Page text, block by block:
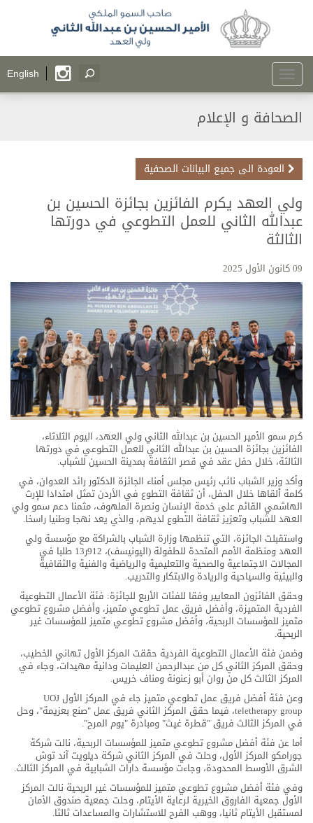
English Toggle
navigation
الصحافة و الإعلام
العودة الى جميع البيانات الصحفية
ولي العهد يكرم الفائزين بجائزة الحسين بن
عبدﷲ الثاني للعمل التطوعي في دورتها
الثالثة
09 كانون الأول 2025
كرم سمو الأمير الحسين بن عبدﷲ الثاني ولي العهد، اليوم الثلاثاء،
الفائزين بجائزة الحسين بن عبدﷲ الثاني للعمل التطوعي في دورتها
الثالثة، خلال حفل عقد في قصر الثقافة بمدينة الحسين للشباب.
وأكد وزير الشباب نائب رئيس مجلس أمناء الجائزة الدكتور رائد العدوان، في
كلمة ألقاها خلال الحفل، أن ثقافة التطوع في الأردن تمثل امتدادا للإرث
الهاشمي القائم على خدمة الإنسان ونصرة الملهوف، مثمنا دعم سمو ولي
العهد للشباب وتعزيز ثقافة التطوع لديهم، والذي يعد نهجا وطنيا راسخا.
واستقبلت الجائزة، التي تنظمها وزارة الشباب بالشراكة مع مؤسسة ولي
العهد ومنظمة الأمم المتحدة للطفولة (اليونيسف)، 912ر13 طلبا في
المجالات الاجتماعية والصحية والتعليمية والرياضية والفنية والثقافية
والبيئية والسياحية والريادة والابتكار والتدريب.
وحقق الفائزون المعايير وفقا للفئات الأربع للجائزة: فئة الأعمال التطوعية
الفردية المتميزة، وأفضل فريق عمل تطوعي متميز، وأفضل مشروع تطوعي
متميز للمؤسسات الربحية، وأفضل مشروع تطوعي متميز للمؤسسات غير
الربحية.
وضمن فئة الأعمال التطوعية الفردية حققت المركز الأول تهاني الخطيب،
وحقق المركز الثاني كل من عبدالرحمن العليمات ودانية مهيدات، وجاء في
المركز الثالث كل من روان أبو زعنونة ومناف خريس.
وعن فئة أفضل فريق عمل تطوعي متميز جاء في المركز الأول UOJ
teletherapy group، فيما حقق المركز الثاني فريق عمل "صنع بعزيمة"، وحل
في المركز الثالث فريق "قطرة غيث" ومبادرة "يوم المرح".
أما عن فئة أفضل مشروع تطوعي متميز للمؤسسات الربحية، نالت شركة
جورامكو المركز الأول، وحلت في المركز الثاني شركة ديلويت آند توش
الشرق الأوسط المحدودة، وجاءت مؤسسة دارات الشبابية في المركز الثالث.
وفي فئة أفضل مشروع تطوعي متميز للمؤسسات غير الربحية نالت المركز
الأول جمعية الفاروق الخيرية لرعاية الأيتام، وحلت جمعية صندوق الأمان
لمستقبل الأيتام ثانيا، ووهب الفرح للاستشارات والمساعدات ثالثا.